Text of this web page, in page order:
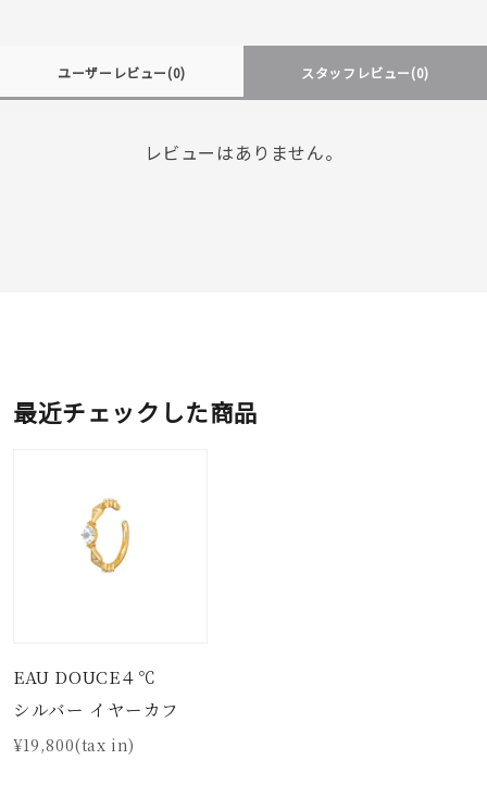
ユーザーレビュー(0) スタッフレビュー(0)
レビューはありません。
最近チェックした商品
EAU DOUCE４℃
シルバー イヤーカフ
¥19,800(tax in)